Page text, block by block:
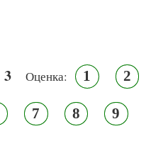
3 Оценка: 1 2
7 8 9